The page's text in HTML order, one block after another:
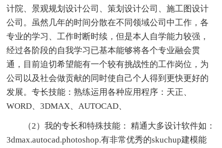
计院、景观规划设计公司、策划设计公司、施工图设计
公司。虽然几年的时间分散在不同领域公司中工作，各
专业的学习、工作时断时续，但是本人自学能力较强，
经过各阶段的自我学习已基本能够将各个专业融会贯
通，目前迫切希望能有一个较有挑战性的工作岗位，为
公司以及社会做贡献的同时使自己个人得到更快更好的
发展。专长技能：熟练运用各种应用程序：天正、
WORD、3DMAX、AUTOCAD、
（2）我的专长和特殊技能： 精通大多设计软件如：
3dmax.autocad.photoshop.有非常优秀的skuchup建模能